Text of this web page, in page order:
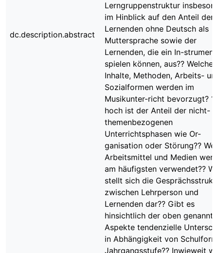
dc.description.abstract
Lerngruppenstruktur
im Hinblick auf den Anteil der
Lernenden ohne Deutsch als
Muttersprache sowie der
Lernenden, die ein In-strument
spielen können, aus?? Welche
Inhalte, Methoden, Arbeits-
Sozialformen werden im
Musikunter-richt bevorzugt? ?
hoch ist der Anteil der nicht-
themenbezogenen
Unterrichtsphasen wie Or-
ganisation oder Störung??
Arbeitsmittel und Medien
am häufigsten verwendet??
stellt sich die
zwischen Lehrperson und
Lernenden dar?? Gibt es
hinsichtlich der oben
Aspekte tendenzielle
in Abhängigkeit von
Jahrgangsstufe?? Inwieweit